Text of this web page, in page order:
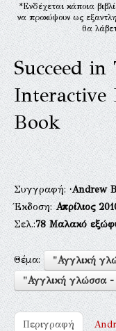
*Ενδέχεται κάποια
να προκύψουν ως
θα
Succeed
Interactive
Book
Συγγραφή:·Andrew
Έκδοση:Απρίλιος
Σελ.:78 Μαλακό
Θέμα:
"Αγγλική
"Αγγλική γλώσσα -
Περιγραφή